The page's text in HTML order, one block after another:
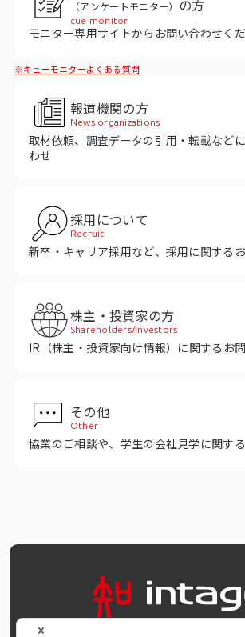
マーケティングDX
課題から探す
市場・顧客理解に関する課題
戦略設計に関する課題
施策実行に関する課題
モニタリング／フォローに関する課題
事例紹介
コーポレートサイト
（アンケートモニター） の方
cue monitor
モニター専用サイトからお問い合わせくだ
※キューモニターよくある質問
報道機関の方
News organizations
取材依頼、調査データの引用・転載など
わせ
採用について
Recruit
新卒・キャリア採用など、採用に関する
株主・投資家の方
Shareholders/Investors
IR（株主・投資家向け情報）に関するお
その他
Other
協業のご相談や、学生の会社見学に関す